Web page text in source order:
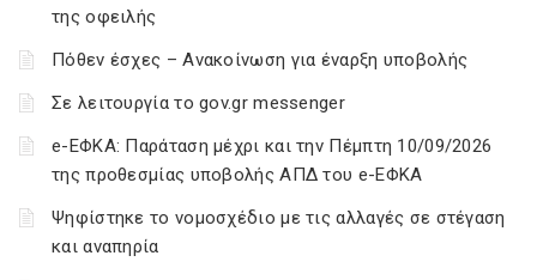
της οφειλής
Πόθεν έσχες – Ανακοίνωση για έναρξη υποβολής
Σε λειτουργία το gov.gr messenger
e-ΕΦΚΑ: Παράταση μέχρι και την Πέμπτη 10/09/2026
της προθεσμίας υποβολής ΑΠΔ του e-ΕΦΚΑ
Ψηφίστηκε το νομοσχέδιο με τις αλλαγές σε στέγαση
και αναπηρία